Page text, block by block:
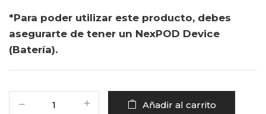
*Para poder utilizar este producto, debes
asegurarte de tener un NexPOD Device
(Batería).
Añadir al carrito